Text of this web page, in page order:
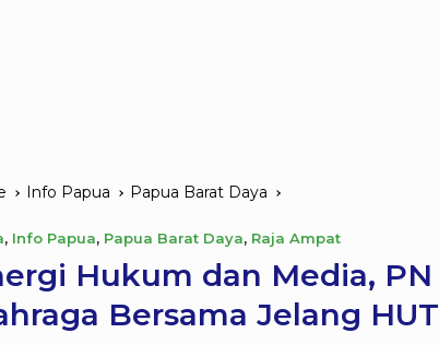
Info Papua Papua Barat Daya
, Info Papua, Papua Barat Daya, Raja Ampat
Hukum dan Media, PN
Bersama Jelang